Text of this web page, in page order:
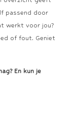
passend door
werkt voor jou?
of fout. Geniet
En kun je